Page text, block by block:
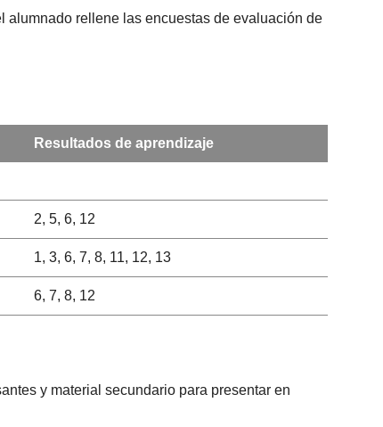
alumnado rellene las encuestas de evaluación de
Resultados de aprendizaje
2, 5, 6, 12
1, 3, 6, 7, 8, 11, 12, 13
6, 7, 8, 12
y material secundario para presentar en